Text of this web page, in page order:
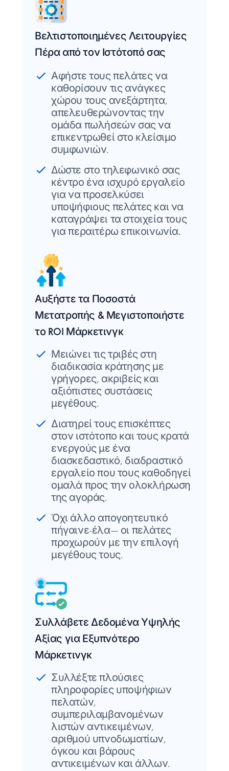
Βελτιστοποιημένες Λειτουργίες
Πέρα από τον Ιστότοπό σας
Αφήστε τους πελάτες να
καθορίσουν τις ανάγκες
χώρου τους ανεξάρτητα,
απελευθερώνοντας την
ομάδα πωλήσεών σας να
επικεντρωθεί στο κλείσιμο
συμφωνιών.
Δώστε στο τηλεφωνικό σας
κέντρο ένα ισχυρό εργαλείο
για να προσελκύσει
υποψήφιους πελάτες και να
καταγράψει τα στοιχεία τους
για περαιτέρω επικοινωνία.
Αυξήστε τα Ποσοστά
Μετατροπής & Μεγιστοποιήστε
το ROI Μάρκετινγκ
Μειώνει τις τριβές στη
διαδικασία κράτησης με
γρήγορες, ακριβείς και
αξιόπιστες συστάσεις
μεγέθους.
Διατηρεί τους επισκέπτες
στον ιστότοπο και τους κρατά
ενεργούς με ένα
διασκεδαστικό, διαδραστικό
εργαλείο που τους καθοδηγεί
ομαλά προς την ολοκλήρωση
της αγοράς.
Όχι άλλο απογοητευτικό
πήγαινε-έλα— οι πελάτες
προχωρούν με την επιλογή
μεγέθους τους.
Συλλάβετε Δεδομένα Υψηλής
Αξίας για Εξυπνότερο
Μάρκετινγκ
Συλλέξτε πλούσιες
πληροφορίες υποψήφιων
πελατών,
συμπεριλαμβανομένων
λιστών αντικειμένων,
αριθμού υπνοδωματίων,
όγκου και βάρους
αντικειμένων και άλλων.